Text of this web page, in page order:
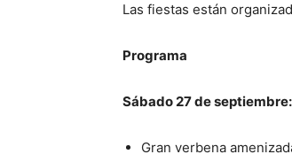
Las fiestas están
Programa
Sábado 27 de septiembre:
Gran verbena